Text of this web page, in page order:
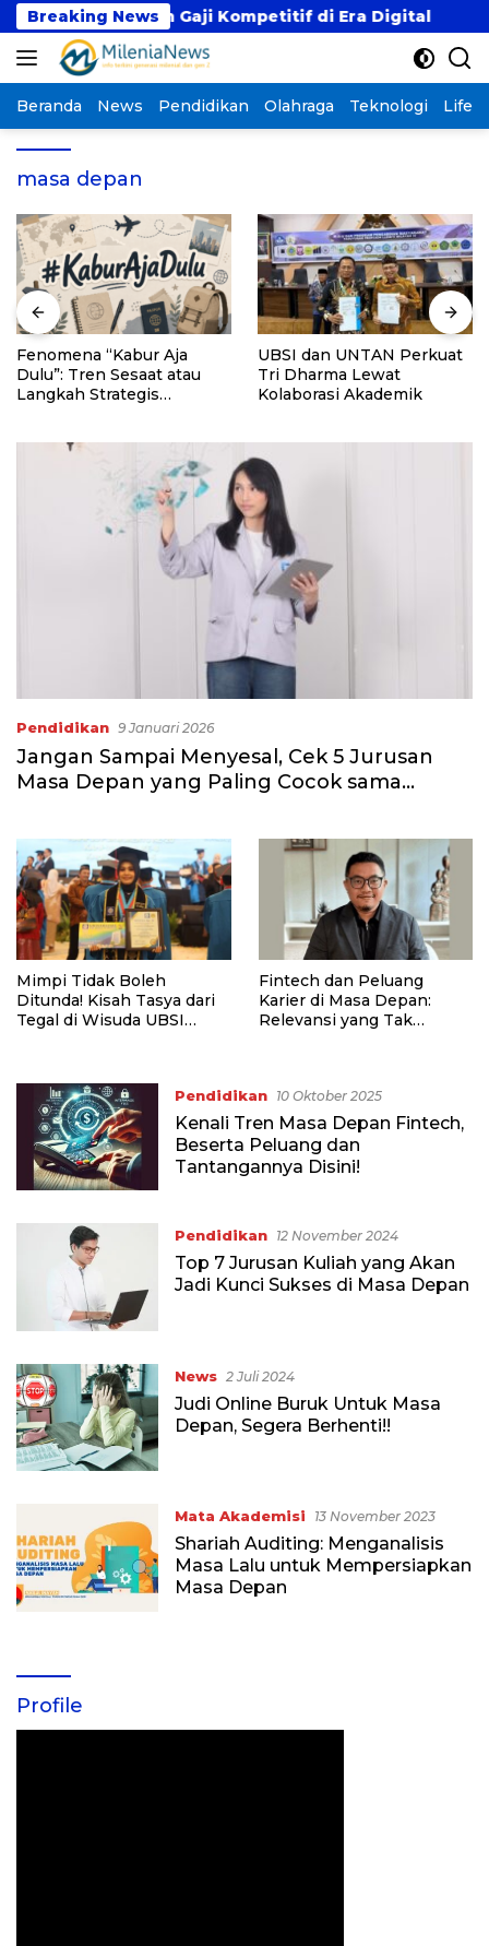
Langsung
ke
konten
Breaking News
dengan Gaji Kompetitif di Era Digital
Beranda News Pendidikan Olahraga Teknologi
masa depan
Fenomena “Kabur Aja
Dulu”: Tren Sesaat atau
Langkah Strategis
UBSI dan UNTAN Perkuat
Tri Dharma Lewat
Kolaborasi Akademik
Pendidikan 9 Januari 2026
Jangan Sampai Menyesal, Cek 5 Jurusan
Masa Depan yang Paling Cocok sama
Mimpi Tidak Boleh
Ditunda! Kisah Tasya dari
Tegal di Wisuda UBSI
Fintech dan Peluang
Karier di Masa Depan:
Relevansi yang Tak
Pendidikan 10 Oktober 2025
Kenali Tren Masa Depan Fintech,
Beserta Peluang dan
Tantangannya Disini!
Pendidikan 12 November 2024
Top 7 Jurusan Kuliah yang Akan
Jadi Kunci Sukses di Masa Depan
News 2 Juli 2024
Judi Online Buruk Untuk Masa
Depan, Segera Berhenti!!
Mata Akademisi 13 November 2023
Shariah Auditing: Menganalisis
Masa Lalu untuk Mempersiapkan
Masa Depan
Profile